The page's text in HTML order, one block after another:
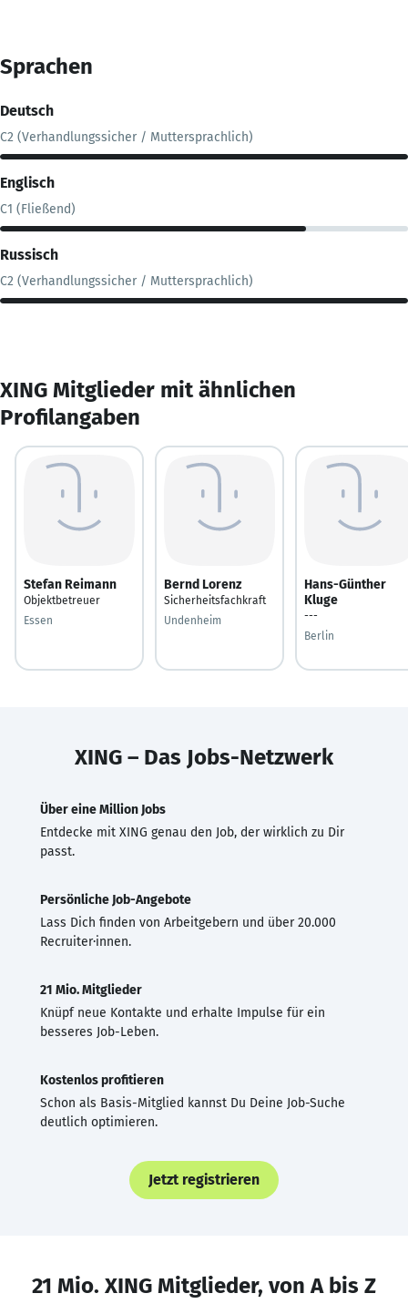
Sprachen
Deutsch
C2 (Verhandlungssicher / Muttersprachlich)
Englisch
C1 (Fließend)
Russisch
C2 (Verhandlungssicher / Muttersprachlich)
XING Mitglieder mit ähnlichen
Profilangaben
Stefan Reimann
Objektbetreuer
Essen
Bernd Lorenz
Sicherheitsfachkraft
Undenheim
Hans-Günther
Kluge
---
Berlin
XING – Das Jobs-Netzwerk
Über eine Million Jobs
Entdecke mit XING genau den Job, der wirklich zu Dir
passt.
Persönliche Job-Angebote
Lass Dich finden von Arbeitgebern und über 20.000
Recruiter·innen.
21 Mio. Mitglieder
Knüpf neue Kontakte und erhalte Impulse für ein
besseres Job-Leben.
Kostenlos profitieren
Schon als Basis-Mitglied kannst Du Deine Job-Suche
deutlich optimieren.
Jetzt registrieren
21 Mio. XING Mitglieder, von A bis Z